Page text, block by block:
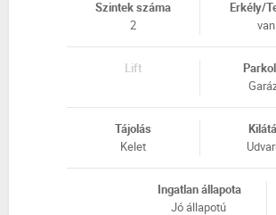
Szintek száma
2
Erkély/
van
Lift
Tájolás
Kelet
Ingatlan állapota
Jó állapotú